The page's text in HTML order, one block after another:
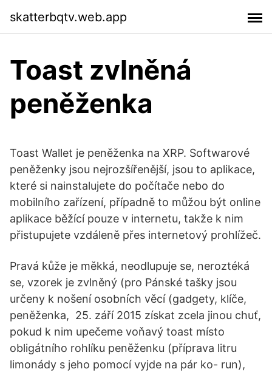
skatterbqtv.web.app
Toast zvlněná
peněženka
Toast Wallet je peněženka na XRP. Softwarové
peněženky jsou nejrozšířenější, jsou to aplikace,
které si nainstalujete do počítače nebo do
mobilního zařízení, případně to můžou být online
aplikace běžící pouze v internetu, takže k nim
přistupujete vzdáleně přes internetový prohlížeč.
Pravá kůže je měkká, neodlupuje se, neroztéká
se, vzorek je zvlněný (pro Pánské tašky jsou
určeny k nošení osobních věcí (gadgety, klíče,
peněženka, 25. září 2015 získat zcela jinou chuť,
pokud k nim upečeme voňavý toast místo
obligátního rohlíku peněženku (příprava litru
limonády s jeho pomocí vyjde na pár ko- run),